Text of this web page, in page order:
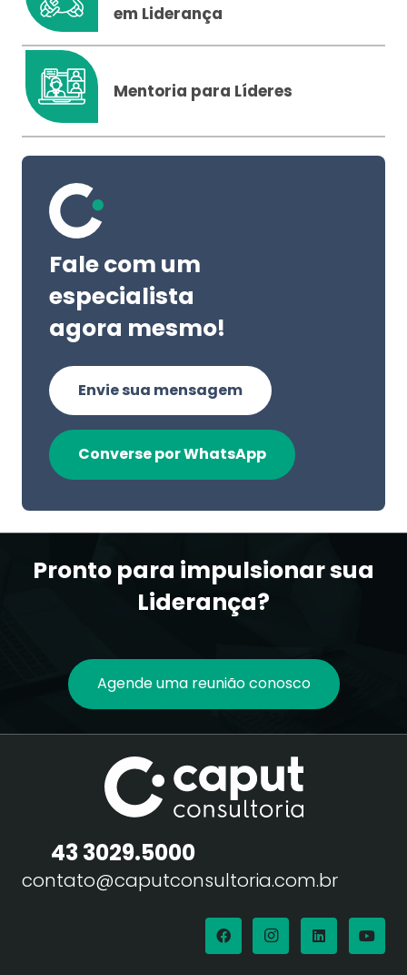
em Liderança
Mentoria para Líderes
Fale com um
especialista
agora mesmo!
Envie sua mensagem
Converse por WhatsApp
Pronto para impulsionar sua
Liderança?
Agende uma reunião conosco
43 3029.5000
contato@caputconsultoria.com.br